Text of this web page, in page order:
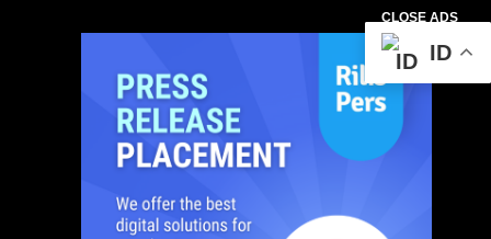
CLOSE ADS
ID